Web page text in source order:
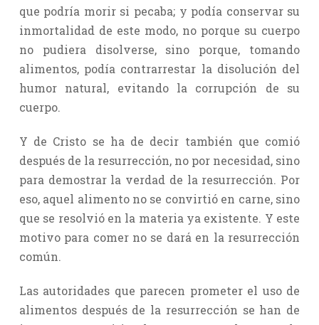
que podría morir si pecaba; y podía conservar su
inmortalidad de este modo, no porque su cuerpo
no pudiera disolverse, sino porque, tomando
alimentos, podía contrarrestar la disolución del
humor natural, evitando la corrupción de su
cuerpo.
Y de Cristo se ha de decir también que comió
después de la resurrección, no por necesidad, sino
para demostrar la verdad de la resurrección. Por
eso, aquel alimento no se convirtió en carne, sino
que se resolvió en la materia ya existente. Y este
motivo para comer no se dará en la resurrección
común.
Las autoridades que parecen prometer el uso de
alimentos después de la resurrección se han de